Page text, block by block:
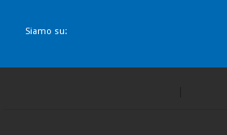
Siamo su: